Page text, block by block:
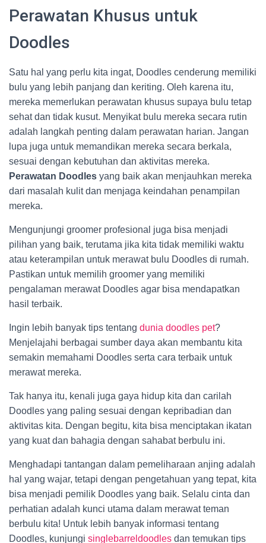
Perawatan Khusus untuk
Doodles
Satu hal yang perlu kita ingat, Doodles cenderung memiliki
bulu yang lebih panjang dan keriting. Oleh karena itu,
mereka memerlukan perawatan khusus supaya bulu tetap
sehat dan tidak kusut. Menyikat bulu mereka secara rutin
adalah langkah penting dalam perawatan harian. Jangan
lupa juga untuk memandikan mereka secara berkala,
sesuai dengan kebutuhan dan aktivitas mereka.
Perawatan Doodles yang baik akan menjauhkan mereka
dari masalah kulit dan menjaga keindahan penampilan
mereka.
Mengunjungi groomer profesional juga bisa menjadi
pilihan yang baik, terutama jika kita tidak memiliki waktu
atau keterampilan untuk merawat bulu Doodles di rumah.
Pastikan untuk memilih groomer yang memiliki
pengalaman merawat Doodles agar bisa mendapatkan
hasil terbaik.
Ingin lebih banyak tips tentang dunia doodles pet?
Menjelajahi berbagai sumber daya akan membantu kita
semakin memahami Doodles serta cara terbaik untuk
merawat mereka.
Tak hanya itu, kenali juga gaya hidup kita dan carilah
Doodles yang paling sesuai dengan kepribadian dan
aktivitas kita. Dengan begitu, kita bisa menciptakan ikatan
yang kuat dan bahagia dengan sahabat berbulu ini.
Menghadapi tantangan dalam pemeliharaan anjing adalah
hal yang wajar, tetapi dengan pengetahuan yang tepat, kita
bisa menjadi pemilik Doodles yang baik. Selalu cinta dan
perhatian adalah kunci utama dalam merawat teman
berbulu kita! Untuk lebih banyak informasi tentang
Doodles, kunjungi singlebarreldoodles dan temukan tips